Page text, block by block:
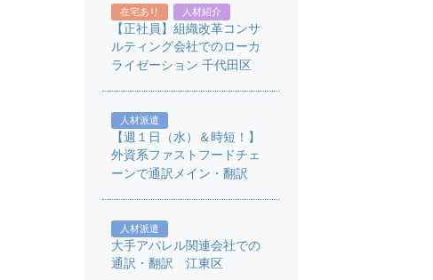
在宅あり 人材紹介
【正社員】組織改革コンサ
ルティング会社でのローカ
ライゼーション 千代田区
人材派遣
【週１日（水）＆時短！】
外資系ファストフードチェ
ーンで通訳メイン・翻訳
人材派遣
大手アパレル関連会社での
通訳・翻訳 江東区